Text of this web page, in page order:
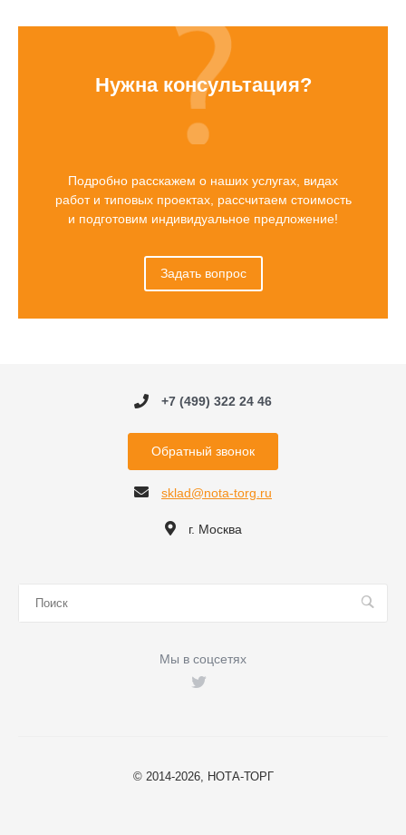
Нужна консультация?
Подробно расскажем о наших услугах, видах
работ и типовых проектах, рассчитаем стоимость
и подготовим индивидуальное предложение!
Задать вопрос
+7 (499) 322 24 46
Обратный звонок
sklad@nota-torg.ru
г. Москва
Мы в соцсетях
© 2014-2026, НОТА-ТОРГ